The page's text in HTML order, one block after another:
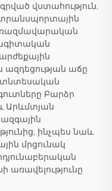
վստահություն,
տրանսպորտային
ազդեցության աճը
Բարձր
Արևմտյան
ինչպես նաև
մրցունակ
առավելությունը